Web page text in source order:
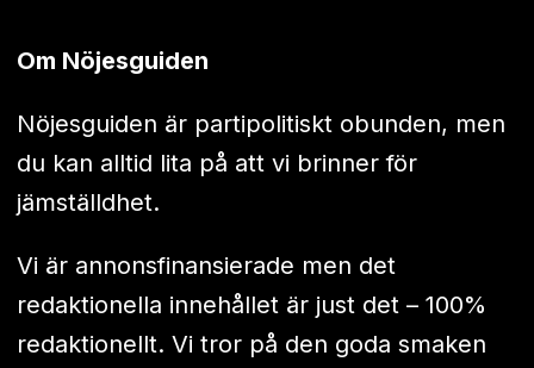
Om Nöjesguiden
Nöjesguiden är partipolitiskt obunden, men
du kan alltid lita på att vi brinner för
jämställdhet.
Vi är annonsfinansierade men det
redaktionella innehållet är just det – 100%
redaktionellt. Vi tror på den goda smaken